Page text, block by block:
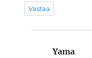
Vastaa
Yama